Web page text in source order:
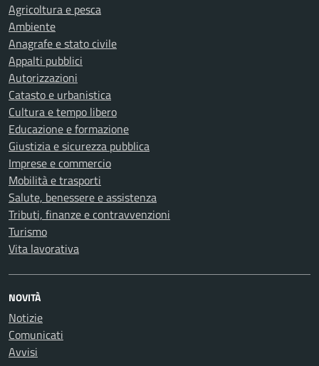
Agricoltura e pesca
Ambiente
Anagrafe e stato civile
Appalti pubblici
Autorizzazioni
Catasto e urbanistica
Cultura e tempo libero
Educazione e formazione
Giustizia e sicurezza pubblica
Imprese e commercio
Mobilità e trasporti
Salute, benessere e assistenza
Tributi, finanze e contravvenzioni
Turismo
Vita lavorativa
NOVITÀ
Notizie
Comunicati
Avvisi